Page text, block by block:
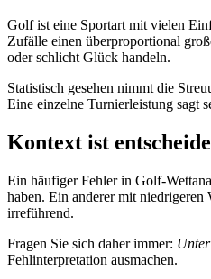
Golf ist eine Sportart mit vielen
Zufälle einen überproportional
oder schlicht Glück handeln.
Statistisch gesehen nimmt die
Eine einzelne Turnierleistung sagt
Kontext ist
Ein häufiger Fehler in Golf-
haben. Ein anderer mit
irreführend.
Fragen Sie sich daher immer:
Fehlinterpretation ausmachen.